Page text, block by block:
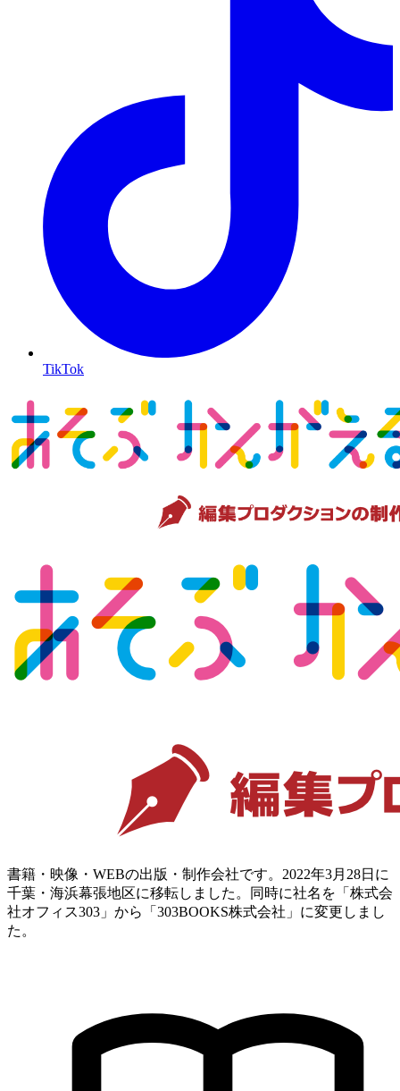
TikTok
書籍・映像・WEBの出版・制作会社です。2022年3月28日に
千葉・海浜幕張地区に移転しました。同時に社名を「株式会
社オフィス303」から「303BOOKS株式会社」に変更しまし
た。